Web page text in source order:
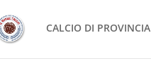
CALCIO DI PROVINCIA